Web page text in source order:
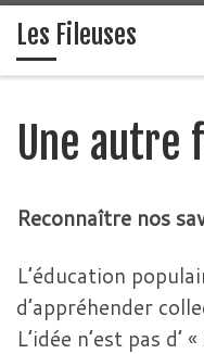
Skip to content
Les Fileuses
Une autre
Reconnaître nos
L’éducation
d’appréhender
L’idée n’est pas d’